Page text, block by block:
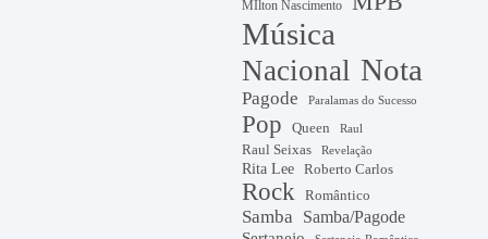
MIlton Nascimento
Música
Nacional Nota
Pagode Paralamas do Sucesso
Pop Queen Raul
Raul Seixas Revelação
Rita Lee Roberto Carlos
Rock Romântico
Samba
Samba/Pagode